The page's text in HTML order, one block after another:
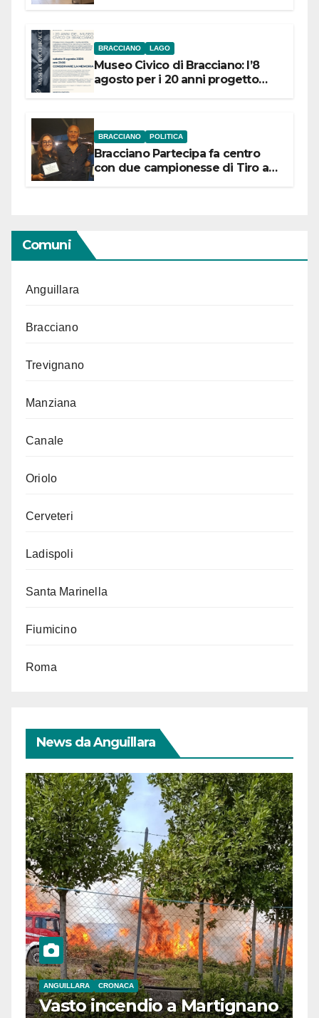
BRACCIANO LAGO
Museo Civico di Bracciano: l’8
agosto per i 20 anni progetto
BRACCIANO POLITICA
Bracciano Partecipa fa centro
con due campionesse di Tiro a
Comuni
Anguillara
Bracciano
Trevignano
Manziana
Canale
Oriolo
Cerveteri
Ladispoli
Santa Marinella
Fiumicino
Roma
News da Anguillara
ANGUILLARA CRONACA
Vasto incendio a Martignano